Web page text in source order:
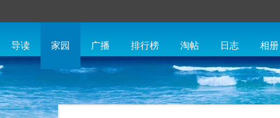
导读 家园 广播 排行榜 淘帖 日志 相册